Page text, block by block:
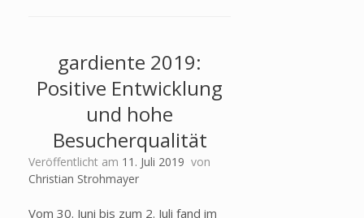
gardiente 2019:
Positive Entwicklung
und hohe
Besucherqualität
Veröffentlicht am 11. Juli 2019 von
Christian Strohmayer
Vom 30. Juni bis zum 2. Juli fand im